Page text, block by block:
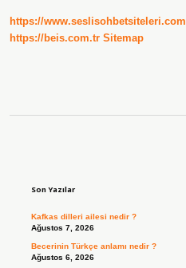
https://www.seslisohbetsiteleri.com
https://beis.com.tr Sitemap
Son Yazılar
Kafkas dilleri ailesi nedir ?
Ağustos 7, 2026
Becerinin Türkçe anlamı nedir ?
Ağustos 6, 2026